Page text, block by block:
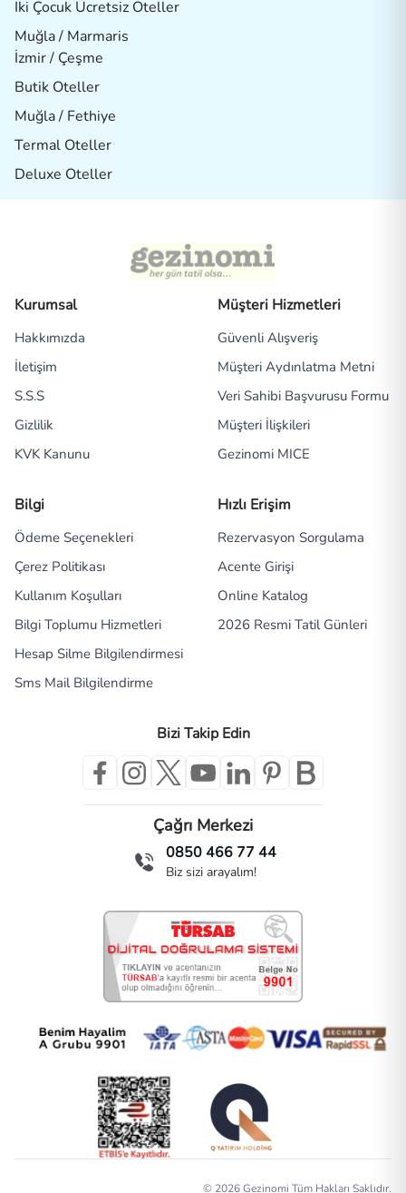
İki Çocuk Ücretsiz Oteller
Muğla / Marmaris
İzmir / Çeşme
Butik Oteller
Muğla / Fethiye
Termal Oteller
Deluxe Oteller
Kurumsal
Hakkımızda
İletişim
S.S.S
Gizlilik
KVK Kanunu
Müşteri Hizmetleri
Güvenli Alışveriş
Müşteri Aydınlatma Metni
Veri Sahibi Başvurusu Formu
Müşteri İlişkileri
Gezinomi MICE
Bilgi
Ödeme Seçenekleri
Çerez Politikası
Kullanım Koşulları
Bilgi Toplumu Hizmetleri
Hesap Silme Bilgilendirmesi
Sms Mail Bilgilendirme
Hızlı Erişim
Rezervasyon Sorgulama
Acente Girişi
Online Katalog
2026 Resmi Tatil Günleri
Bizi Takip Edin
Çağrı Merkezi
0850 466 77 44
Biz sizi arayalım!
© 2026Gezinomi Tüm Hakları Saklıdır.